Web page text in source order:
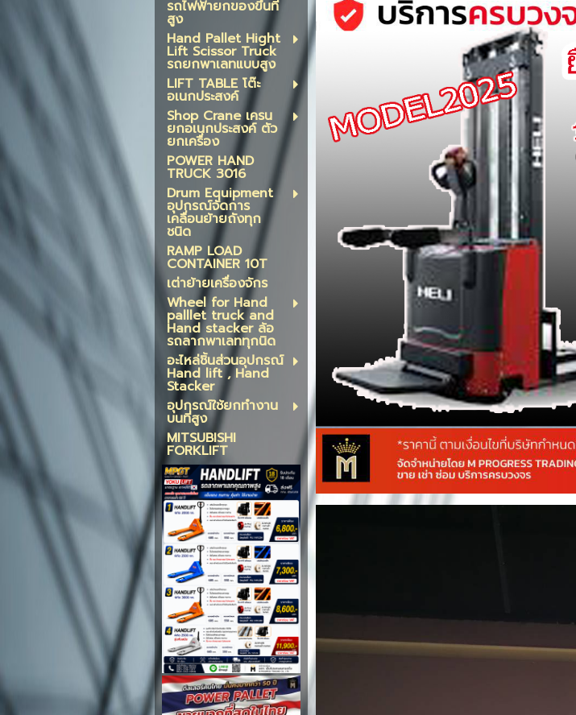
รถไฟฟ้ายกของขึ้นที่
สูง
Hand Pallet Hight
Lift Scissor Truck
รถยกพาเลทแบบสูง
LIFT TABLE โต๊ะ
อเนกประสงค์
Shop Crane เครน
ยกอเนกประสงค์ ตัว
ยกเครื่อง
POWER HAND
TRUCK 3016
Drum Equipment
อุปกรณ์จัดการ
เคลื่อนย้ายถังทุก
ชนิด
RAMP LOAD
CONTAINER 10T
เต่าย้ายเครื่องจักร
Wheel for Hand
palllet truck and
Hand stacker ล้อ
รถลากพาเลททุกนิด
อะไหล่ชิ้นส่วนอุปกรณ์
Hand lift , Hand
Stacker
อุปกรณ์ใช้ยกทำงาน
บนที่สูง
MITSUBISHI
FORKLIFT